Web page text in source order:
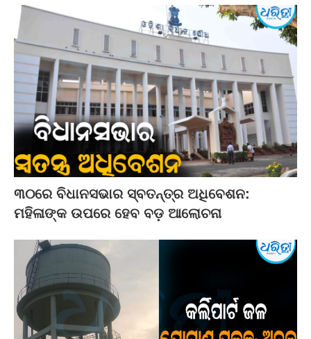
୩୦ରେ ବିଧାନସଭାର ସ୍ବତନ୍ତ୍ର ଅଧିବେଶନ:
ମହିଳାଙ୍କ ଉପରେ ହେବ ବଡ଼ ଆଲୋଚନା